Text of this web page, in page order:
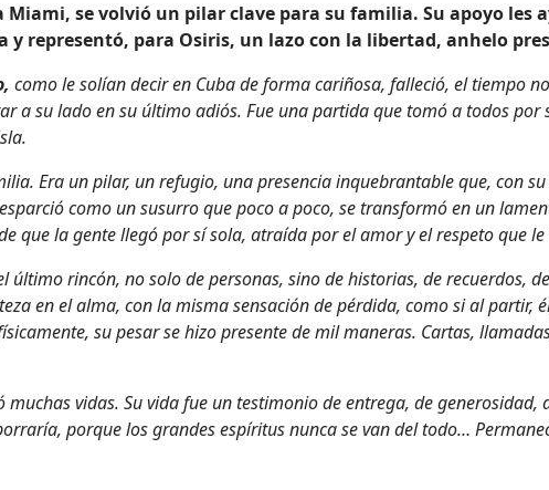
se volvió un pilar clave para su familia. Su apoyo les
y representó, para Osiris, un lazo con la libertad, anhelo
como le solían decir en Cuba de forma cariñosa, falleció, el tiempo
a su lado en su último adiós. Fue una partida que tomó a todos por
Era un pilar, un refugio, una presencia inquebrantable que, con
como un susurro que poco a poco, se transformó en un
que la gente llegó por sí sola, atraída por el amor y el respeto que le
último rincón, no solo de personas, sino de historias, de recuerdos,
en el alma, con la misma sensación de pérdida, como si al partir,
su pesar se hizo presente de mil maneras. Cartas,
vidas. Su vida fue un testimonio de entrega, de generosidad,
porque los grandes espíritus nunca se van del todo…